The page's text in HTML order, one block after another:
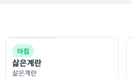
아침
삶은계란
삶은계란